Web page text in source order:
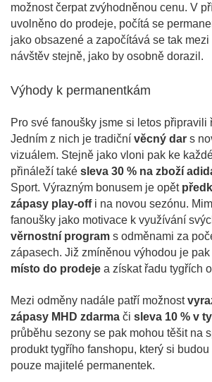
možnost čerpat zvýhodněnou cenu. V
uvolněno do prodeje, počítá se
jako obsazené a započítává se tak
návštěv stejně, jako by osobně dorazil.
Výhody k permanentkám
Pro své fanoušky jsme si letos připravili
Jedním z nich je tradiční věcný dar s
vizuálem. Stejně jako vloni pak ke
přináleží také sleva 30 % na zboží
Sport. Výrazným bonusem je opět
zápasy play-offi na novou sezónu.
fanoušky jako motivace k využívání
věrnostní program s odměnami za
zápasech. Již zmíněnou výhodou je pak
místo do prodeje a získat řadu tygřích
Mezi odměny nadále patří možnost
zápasy MHD zdarma či sleva 10 % v
průběhu sezony se pak mohou těšit na
produkt tygřího fanshopu, který si
pouze majitelé permanentek.